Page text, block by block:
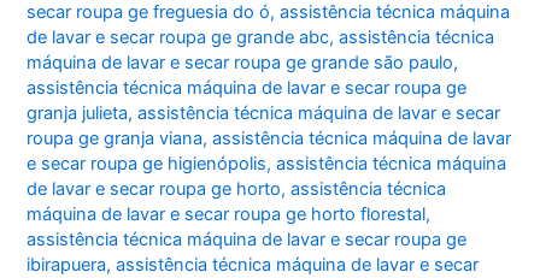
secar roupa ge freguesia do ó,assistência técnica máquina
de lavar e secar roupa ge grande abc,assistência técnica
máquina de lavar e secar roupa ge grande são paulo,
assistência técnica máquina de lavar e secar roupa ge
granja julieta,assistência técnica máquina de lavar e secar
roupa ge granja viana,assistência técnica máquina de lavar
e secar roupa ge higienópolis,assistência técnica máquina
de lavar e secar roupa ge horto,assistência técnica
máquina de lavar e secar roupa ge horto florestal,
assistência técnica máquina de lavar e secar roupa ge
ibirapuera,assistência técnica máquina de lavar e secar